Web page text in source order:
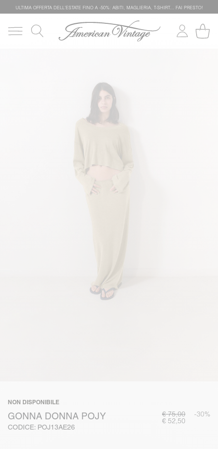
ULTIMA OFFERTA DELL'ESTATE FINO A -50%: ABITI, MAGLIERIA, T-SHIRT… FAI PRESTO!
NON DISPONIBILE
GONNA DONNA POJY
CODICE: POJ13AE26
€ 75,00 -30%
€ 52,50